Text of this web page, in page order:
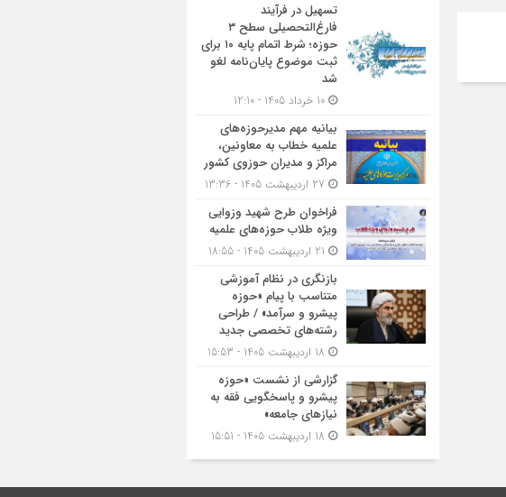
تسهیل در فرآیند
فارغ‌التحصیلی سطح ۳
حوزه؛ شرط اتمام پایه ۱۰ برای
ثبت موضوع پایان‌نامه لغو
شد
بیانیه مهم مدیرحوزه‌های
علمیه خطاب به معاونین،
مراکز و مدیران حوزوی کشور
فراخوان طرح شهید وزوایی
ویژه طلاب حوزه‌های علمیه
بازنگری در نظام آموزشی
متناسب با پیام «حوزه
پیشرو و سرآمد» / طراحی
رشته‌های تخصصی جدید
گزارشی از نشست «حوزه
پیشرو و پاسخگویی فقه به
نیازهای جامعه»